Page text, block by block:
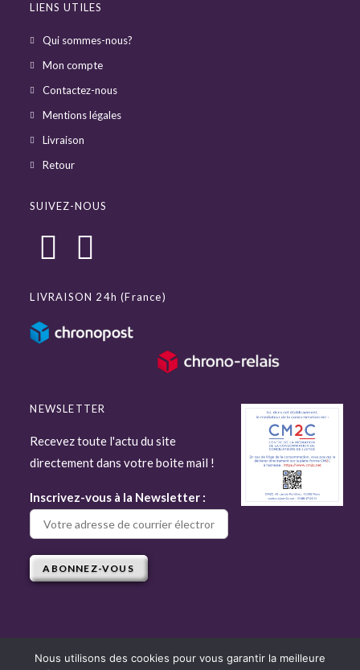
LIENS UTILES
Qui sommes-nous?
Mon compte
Contactez-nous
Mentions légales
Livraison
Retour
SUIVEZ-NOUS
LIVRAISON 24h (France)
NEWSLETTER
Recevez toute l'actu du site
directement dans votre boite mail !
Inscrivez-vous à la Newsletter :
Nous utilisons des cookies pour vous garantir la meilleure